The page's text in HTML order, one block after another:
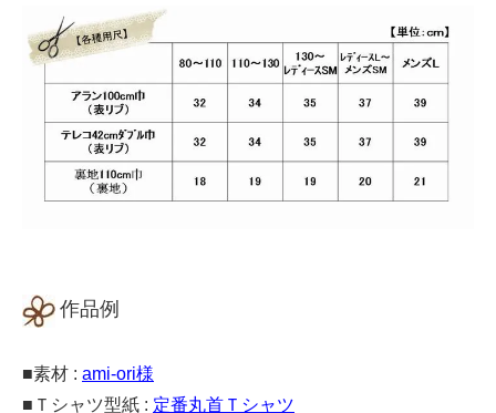
作品例
■素材 : ami-ori様
■Ｔシャツ型紙 : 定番丸首Ｔシャツ